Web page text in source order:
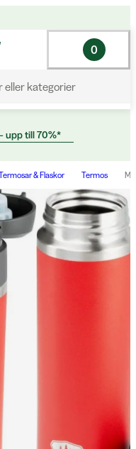
kategorier
0
upp till 70%*
& Flaskor Termos